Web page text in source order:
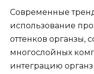
Современные
использование
оттенков органзы,
многослойных
интеграцию